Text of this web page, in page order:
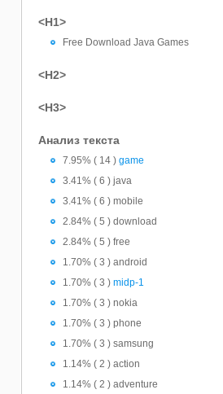
<H1>
Free Download Java Games
<H2>
<H3>
Анализ текста
7.95% ( 14 ) game
3.41% ( 6 ) java
3.41% ( 6 ) mobile
2.84% ( 5 ) download
2.84% ( 5 ) free
1.70% ( 3 ) android
1.70% ( 3 ) midp-1
1.70% ( 3 ) nokia
1.70% ( 3 ) phone
1.70% ( 3 ) samsung
1.14% ( 2 ) action
1.14% ( 2 ) adventure